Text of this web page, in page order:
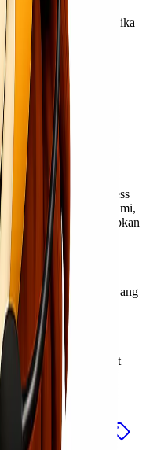
opsi charter pesawat jika
kondisi sangat
menunggu lama
Lionel
kamu wakili ingin
Padang, Lionel Express
menghubungi tim kami,
kami akan menyiapkan
dapat memberikan
berjuang pulih dari
dan profesionalisme yang
terbaik untuk
kami membantu
aman, cepat, dan tepat
jakarta padang